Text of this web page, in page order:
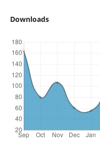
Downloads